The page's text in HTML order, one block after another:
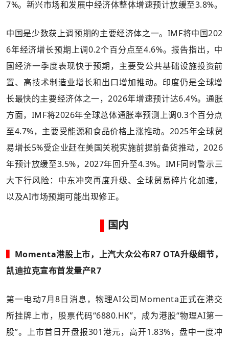
7%。新兴市场和发展中经济体整体增速预计放缓至3.8%。
中国是少数获上调预期的主要经济体之一。IMF将中国202
6年经济增长预期上调0.2个百分点至4.6%。报告指出，中
国经济一季度表现快于预期，主要受公共基础设施投资前
置、高技术制造业增长和出口增加推动。印度仍是全球增
长最快的主要经济体之一，2026年增速预计达6.4%。通胀
方面，IMF将2026年全球总体通胀率预测上调0.3个百分点
至4.7%，主要受能源和食品价格上涨推动。2025年全球贸
易增长5%受企业赶在美国关税实施前提前备货推动，2026
年预计放缓至3.5%，2027年回升至4.3%。IMF同时警示三
大下行风险：中东冲突再度升级、全球贸易碎片化加速，
以及AI市场预期可能出现修正。
国内
Momenta港股上市，上汽大众公布R7 OTA升级细节，
凯迪拉克宣布首发量产R7
第一电动7月8日消息，物理AI公司Momenta正式在港交
所挂牌上市，股票代码“6880.HK”，成为港股“物理AI第一
股”。上市首日开盘报301港元，高开1.83%，盘中一度冲